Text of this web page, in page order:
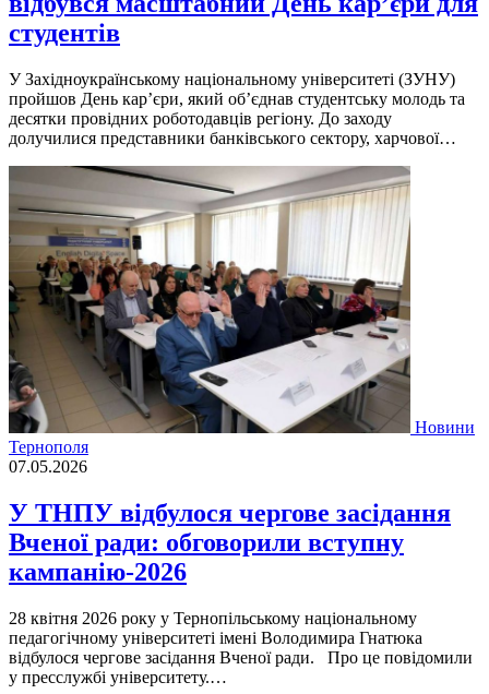
студентів
У Західноукраїнському національному університеті (ЗУНУ)
пройшов День кар’єри, який об’єднав студентську молодь та
десятки провідних роботодавців регіону. До заходу
долучилися представники банківського сектору, харчової…
Новини
Тернополя
07.05.2026
У ТНПУ відбулося чергове засідання
Вченої ради: обговорили вступну
кампанію-2026
28 квітня 2026 року у Тернопільському національному
педагогічному університеті імені Володимира Гнатюка
відбулося чергове засідання Вченої ради. Про це повідомили
у пресслужбі університету.…